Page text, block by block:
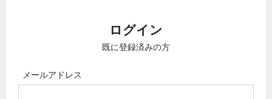
ログイン
既に登録済みの方
メールアドレス